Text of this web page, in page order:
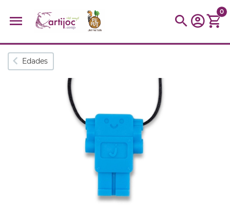
Búsquedas populares
Parchís
montessori
kidynight
Botella
0
Edades